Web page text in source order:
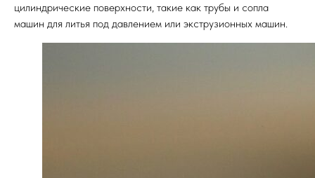
цилиндрические поверхности, такие как трубы и сопла
машин для литья под давлением или экструзионных машин.